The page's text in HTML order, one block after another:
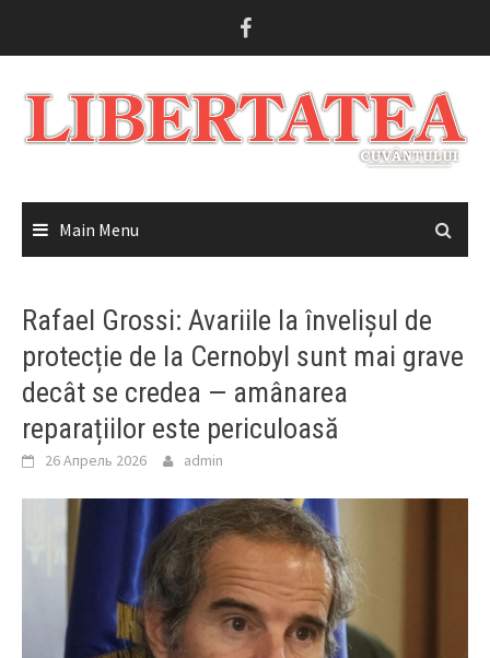
Main Menu
Rafael Grossi: Avariile la învelișul de
protecție de la Cernobyl sunt mai grave
decât se credea — amânarea
reparațiilor este periculoasă
26 Апрель 2026 admin